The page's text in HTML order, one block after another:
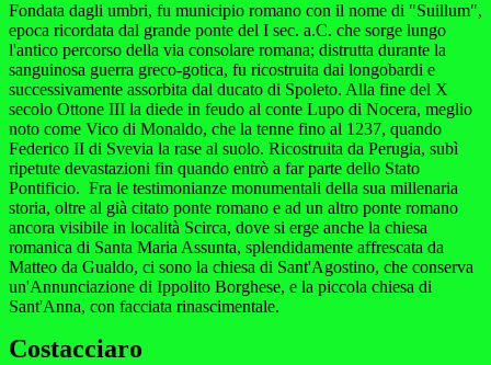
Fondata dagli umbri, fu municipio romano con il nome di "Suillum",
epoca ricordata dal grande ponte del I sec. a.C. che sorge lungo
l'antico percorso della via consolare romana; distrutta durante la
sanguinosa guerra greco-gotica, fu ricostruita dai longobardi e
successivamente assorbita dal ducato di Spoleto. Alla fine del X
secolo Ottone III la diede in feudo al conte Lupo di Nocera, meglio
noto come Vico di Monaldo, che la tenne fino al 1237, quando
Federico II di Svevia la rase al suolo. Ricostruita da Perugia, subì
ripetute devastazioni fin quando entrò a far parte dello Stato
Pontificio. Fra le testimonianze monumentali della sua millenaria
storia, oltre al già citato ponte romano e ad un altro ponte romano
ancora visibile in località Scirca, dove si erge anche la chiesa
romanica di Santa Maria Assunta, splendidamente affrescata da
Matteo da Gualdo, ci sono la chiesa di Sant'Agostino, che conserva
un'Annunciazione di Ippolito Borghese, e la piccola chiesa di
Sant'Anna, con facciata rinascimentale.
Costacciaro